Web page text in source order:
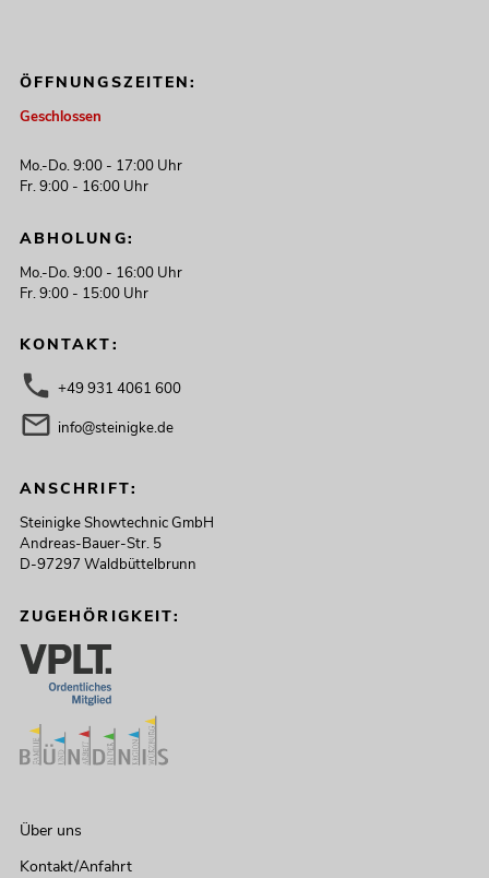
ÖFFNUNGSZEITEN:
Geschlossen
Mo.-Do. 9:00 - 17:00 Uhr
Fr. 9:00 - 16:00 Uhr
ABHOLUNG:
Mo.-Do. 9:00 - 16:00 Uhr
Fr. 9:00 - 15:00 Uhr
KONTAKT:
+49 931 4061 600
info@steinigke.de
ANSCHRIFT:
Steinigke Showtechnic GmbH
Andreas-Bauer-Str. 5
D-97297 Waldbüttelbrunn
ZUGEHÖRIGKEIT:
Über uns
Kontakt/Anfahrt